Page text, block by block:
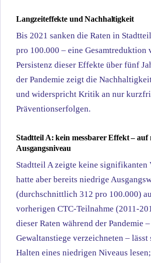
Langzeiteffekte und Nachhaltigkeit
Bis 2021 sanken die Raten in
pro 100.000 – eine Gesamtreduktion
Persistenz dieser Effekte über fünf
der Pandemie zeigt die
und widerspricht Kritik an nur
Präventionserfolgen.
Stadtteil A: kein messbarer Effekt – auf
Ausgangsniveau
Stadtteil A zeigte keine signifikanten
hatte aber bereits niedrige
(durchschnittlich 312 pro 100.000)
vorherigen CTC-Teilnahme (2011-
dieser Raten während der Pandemie
Gewaltanstiege verzeichneten –
Halten eines niedrigen Niveaus